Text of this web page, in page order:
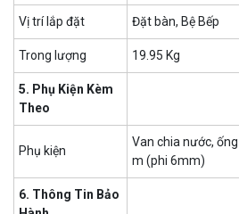
Vị trí lắp đặt Đặt bàn, Bệ Bếp
Trong lượng 19.95 Kg
5. Phụ Kiện Kèm
Theo
Phụ kiện
Van chia nước,
m (phi 6mm)
6. Thông Tin Bảo